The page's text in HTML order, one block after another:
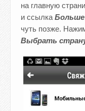
на главную
и ссылка Больше
чуть позже.
Выбрать